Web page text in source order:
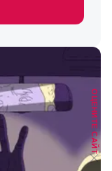
ОЦЕНИТЕ САЙТ